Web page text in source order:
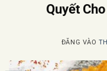
Quyết
ĐĂNG VÀO